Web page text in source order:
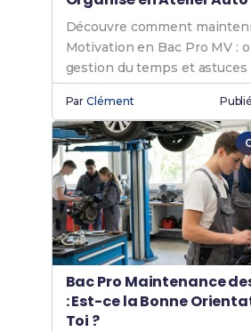
Découvre comment
Motivation en Bac Pro MV :
gestion du temps et
rythme toute l'année.
ParClément
Bac Pro Maintenance
: Est-ce la Bonne
Toi ?